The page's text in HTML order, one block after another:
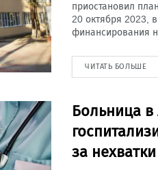
приостановил
20 октября 2023,
финансирования
ЧИТАТЬ БОЛЬШЕ
Больница в
за